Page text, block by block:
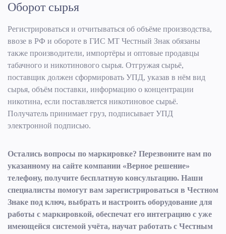
Оборот сырья
Регистрироваться и отчитываться об объёме производства,
ввозе в РФ и обороте в ГИС МТ Честный Знак обязаны
также производители, импортёры и оптовые продавцы
табачного и никотинового сырья. Отгружая сырьё,
поставщик должен сформировать УПД, указав в нём вид
сырья, объём поставки, информацию о концентрации
никотина, если поставляется никотиновое сырьё.
Получатель принимает груз, подписывает УПД
электронной подписью.
Остались вопросы по маркировке? Перезвоните нам по
указанному на сайте компании «Верное решение»
телефону, получите бесплатную консультацию. Наши
специалисты помогут вам зарегистрироваться в Честном
Знаке под ключ, выбрать и настроить оборудование для
работы с маркировкой, обеспечат его интеграцию с уже
имеющейся системой учёта, научат работать с Честным